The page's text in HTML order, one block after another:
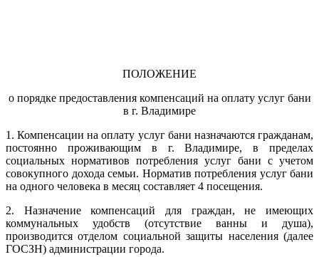
ПОЛОЖЕНИЕ
о порядке предоставления компенсаций на оплату услуг бани
в г. Владимире
1. Компенсации на оплату услуг бани назначаются гражданам,
постоянно проживающим в г. Владимире, в пределах
социальных нормативов потребления услуг бани с учетом
совокупного дохода семьи. Норматив потребления услуг бани
на одного человека в месяц составляет 4 посещения.
2. Назначение компенсаций для граждан, не имеющих
коммунальных удобств (отсутствие ванны и душа),
производится отделом социальной защиты населения (далее
ГОСЗН) администрации города.